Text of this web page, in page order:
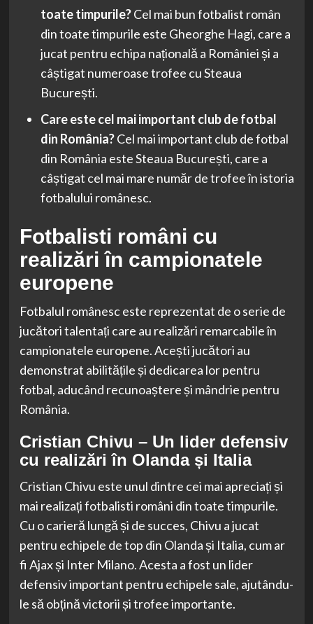
toate timpurile?Cel mai bun fotbalist român
din toate timpurile este Gheorghe Hagi, care a
jucat pentru echipa națională a României și a
câștigat numeroase trofee cu Steaua
București.
Care este cel mai important club de fotbal
din România?Cel mai important club de fotbal
din România este Steaua București, care a
câștigat cel mai mare număr de trofee în istoria
fotbalului românesc.
Fotbalisti români cu
realizări în campionatele
europene
Fotbalul românesc este reprezentat de o serie de
jucători talentați care au realizări remarcabile în
campionatele europene. Acești jucători au
demonstrat abilitățile și dedicarea lor pentru
fotbal, aducând recunoaștere și mândrie pentru
România.
Cristian Chivu – Un lider defensiv
cu realizări în Olanda și Italia
Cristian Chivu este unul dintre cei mai apreciați și
mai realizați fotbalisti români din toate timpurile.
Cu o carieră lungă și de succes, Chivu a jucat
pentru echipele de top din Olanda și Italia, cum ar
fi Ajax și Inter Milano. Acesta a fost un lider
defensiv important pentru echipele sale, ajutându-
le să obțină victorii și trofee importante.